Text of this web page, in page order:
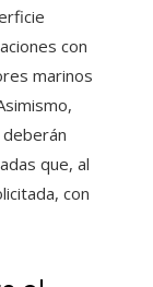
con
marinos
que, al
con